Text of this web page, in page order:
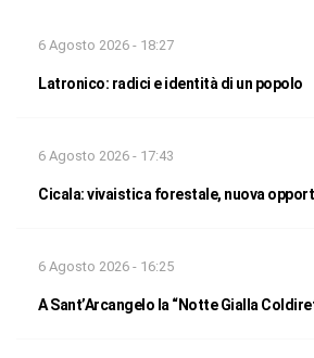
6 Agosto 2026 - 18:27
Latronico: radici e identità di un popolo
6 Agosto 2026 - 17:43
Cicala: vivaistica forestale, nuova
6 Agosto 2026 - 16:25
A Sant’Arcangelo la “Notte Gialla